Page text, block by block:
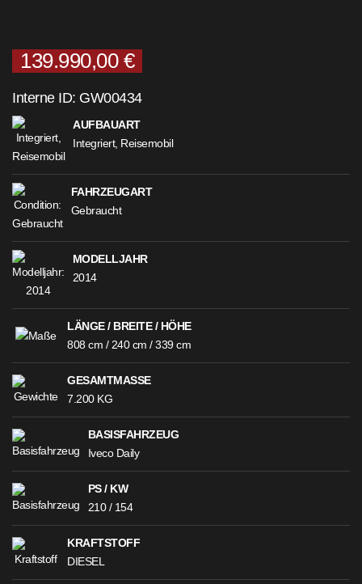
139.990,00 €
Interne ID: GW00434
AUFBAUART
Integriert, Reisemobil
FAHRZEUGART
Gebraucht
MODELLJAHR
2014
LÄNGE / BREITE / HÖHE
808 cm / 240 cm / 339 cm
GESAMTMASSE
7.200 KG
BASISFAHRZEUG
Iveco Daily
PS / KW
210 / 154
KRAFTSTOFF
DIESEL